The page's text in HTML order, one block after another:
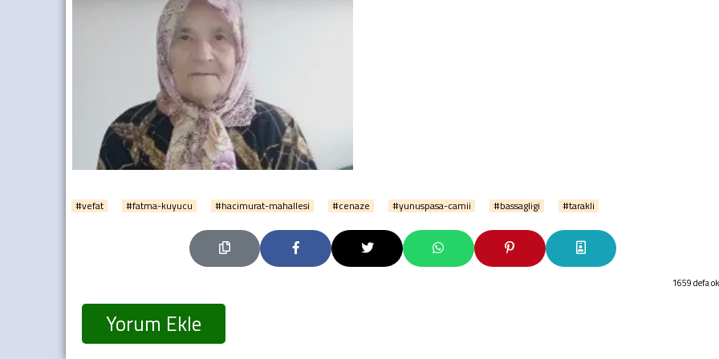
#vefat #fatma-kuyucu #hacimurat-mahallesi #cenaze #yunuspasa-camii #bassagligi #tarakli
1659 defa
Yorum Ekle